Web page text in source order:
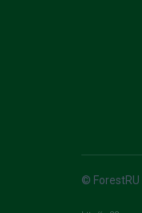
© ForestRU